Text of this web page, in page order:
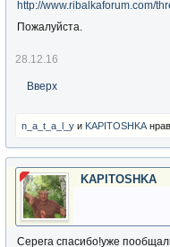
http://www.ribalkaforum.com/
Пожалуйста.
28.12.16
Вверх
n_a_t_a_l_y и KAPITOSHKA
KAPITOSHKA
Серега спасибо!уже